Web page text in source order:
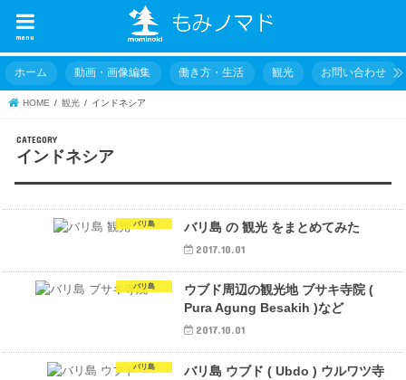
menu
ホーム 動画・画像編集 働き方・生活 観光 お問い合わせ
HOME 観光 インドネシア
インドネシア
バリ島 バリ島 の 観光 をまとめてみた
2017.10.01
バリ島
ウブド周辺の観光地 ブサキ寺院 (
Pura Agung Besakih )など
2017.10.01
バリ島
バリ島 ウブド ( Ubdo ) ウルワツ寺